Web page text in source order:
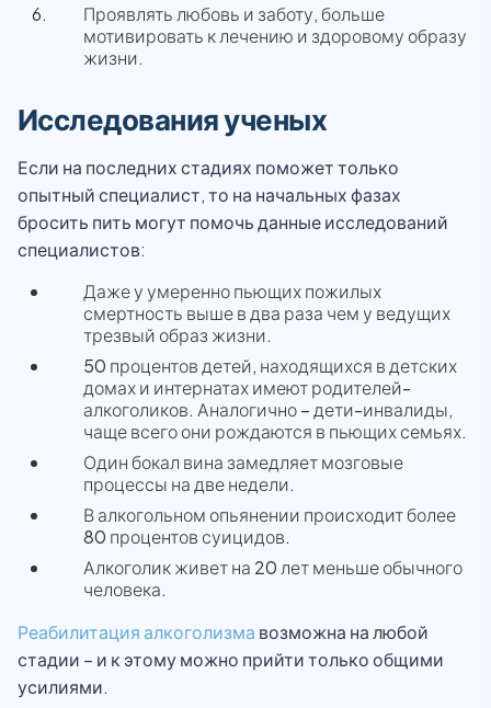
Проявлять любовь и заботу, больше
мотивировать к лечению и здоровому образу
жизни.
Исследования ученых
Если на последних стадиях поможет только
опытный специалист, то на начальных фазах
бросить пить могут помочь данные исследований
специалистов:
Даже у умеренно пьющих пожилых
смертность выше в два раза чем у ведущих
трезвый образ жизни.
50 процентов детей, находящихся в детских
домах и интернатах имеют родителей-
алкоголиков. Аналогично – дети-инвалиды,
чаще всего они рождаются в пьющих семьях.
Один бокал вина замедляет мозговые
процессы на две недели.
В алкогольном опьянении происходит более
80 процентов суицидов.
Алкоголик живет на 20 лет меньше обычного
человека.
Реабилитация алкоголизма возможна на любой
стадии – и к этому можно прийти только общими
усилиями.